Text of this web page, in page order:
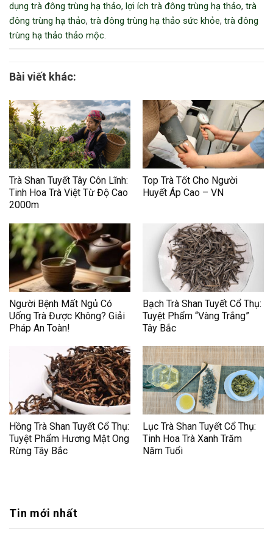
Tin mới nhất
dụng trà đông trùng hạ thảo, lợi ích trà đông trùng hạ thảo, trà
đông trùng hạ thảo, trà đông trùng hạ thảo sức khỏe, trà đông
trùng hạ thảo thảo mộc.
Bài viết khác:
Trà Shan Tuyết Tây Côn Lĩnh:
Tinh Hoa Trà Việt Từ Độ Cao
2000m
Top Trà Tốt Cho Người
Huyết Áp Cao – VN
Người Bệnh Mất Ngủ Có
Uống Trà Được Không? Giải
Pháp An Toàn!
Bạch Trà Shan Tuyết Cổ Thụ:
Tuyệt Phẩm “Vàng Trắng”
Tây Bắc
Hồng Trà Shan Tuyết Cổ Thụ:
Tuyệt Phẩm Hương Mật Ong
Rừng Tây Bắc
Lục Trà Shan Tuyết Cổ Thụ:
Tinh Hoa Trà Xanh Trăm
Năm Tuổi